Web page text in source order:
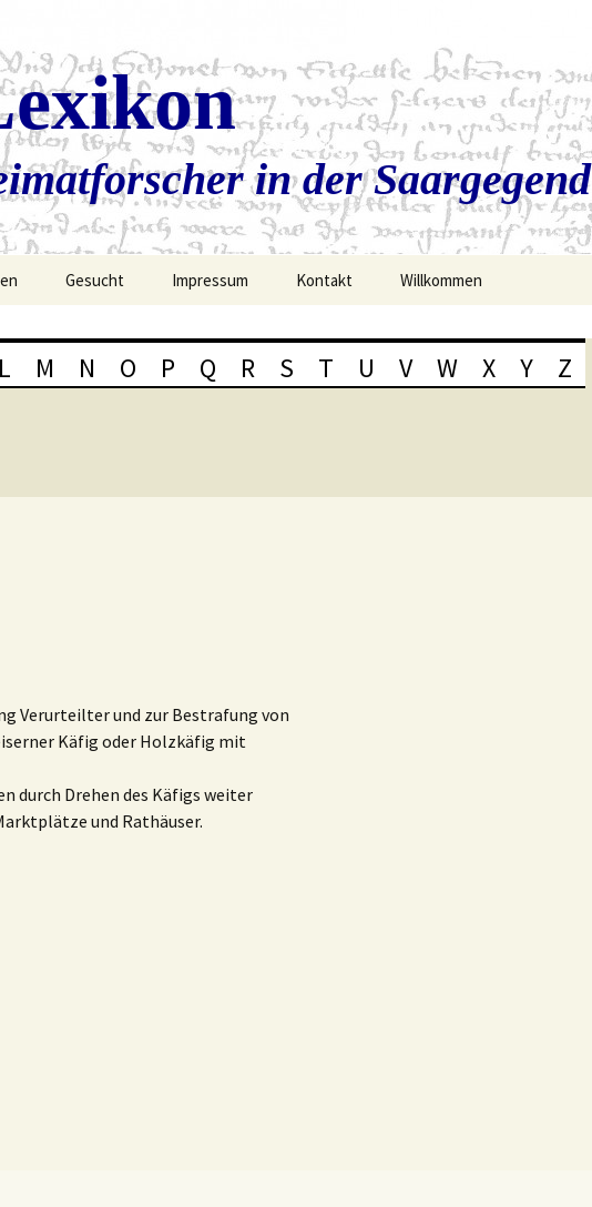
in der Saargegend
Gesucht Impressum Kontakt Willkommen
L M N O P Q R S T U V W X Y Z
Verurteilter und zur Bestrafung von
Käfig oder Holzkäfig mit
durch Drehen des Käfigs weiter
und Rathäuser.